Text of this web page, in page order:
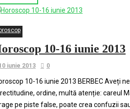
10-16 iunie 2013
iunie 2013 0
10-16 iunie 2013 BERBEC Aveți
ordine, multă atenție: careul
pe piste false, poate crea confuzii